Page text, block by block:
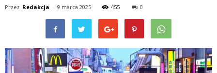
Przez Redakcja - 9 marca 2025 455 0